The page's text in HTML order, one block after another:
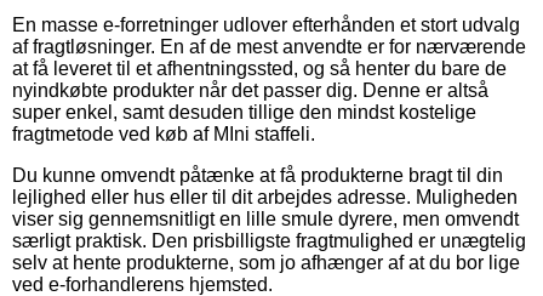
En masse e-forretninger udlover efterhånden et stort udvalg
af fragtløsninger. En af de mest anvendte er for nærværende
at få leveret til et afhentningssted, og så henter du bare de
nyindkøbte produkter når det passer dig. Denne er altså
super enkel, samt desuden tillige den mindst kostelige
fragtmetode ved køb af MIni staffeli.
Du kunne omvendt påtænke at få produkterne bragt til din
lejlighed eller hus eller til dit arbejdes adresse. Muligheden
viser sig gennemsnitligt en lille smule dyrere, men omvendt
særligt praktisk. Den prisbilligste fragtmulighed er unægtelig
selv at hente produkterne, som jo afhænger af at du bor lige
ved e-forhandlerens hjemsted.